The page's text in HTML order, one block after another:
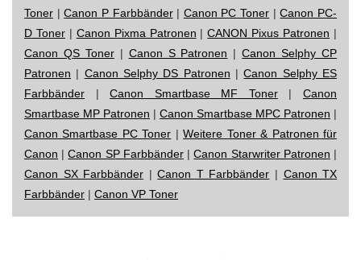
Toner |Canon P Farbbänder| Canon PC Toner |Canon PC-
D Toner| Canon Pixma Patronen |CANON Pixus Patronen |
Canon QS Toner| Canon S Patronen |Canon Selphy CP
Patronen | Canon Selphy DS Patronen |Canon Selphy ES
Farbbänder |Canon Smartbase MF Toner|Canon
Smartbase MP Patronen | Canon Smartbase MPC Patronen |
Canon Smartbase PC Toner |Weitere Toner & Patronen für
Canon |Canon SP Farbbänder|Canon Starwriter Patronen |
Canon SX Farbbänder |Canon T Farbbänder | Canon TX
Farbbänder | Canon VP Toner